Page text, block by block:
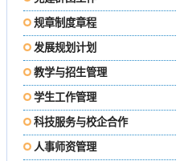
规章制度章程
发展规划计划
教学与招生管理
学生工作管理
科技服务与校企合作
人事师资管理